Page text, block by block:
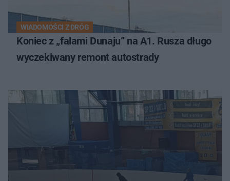
WIADOMOŚCI Z DRÓG
Koniec z „falami Dunaju” na A1. Rusza długo
wyczekiwany remont autostrady